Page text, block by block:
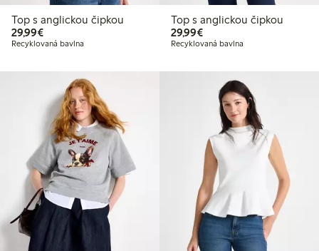
Top s anglickou čipkou
29,99€29,99 €
Recyklovaná bavlna
Top s anglickou čipkou
29,99€29,99 €
Recyklovaná bavlna